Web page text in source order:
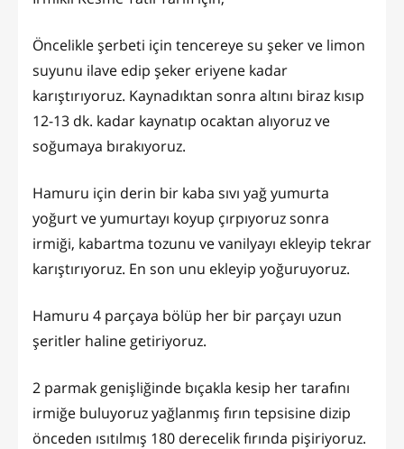
Öncelikle şerbeti için tencereye su şeker ve limon
suyunu ilave edip şeker eriyene kadar
karıştırıyoruz. Kaynadıktan sonra altını biraz kısıp
12-13 dk. kadar kaynatıp ocaktan alıyoruz ve
soğumaya bırakıyoruz.
Hamuru için derin bir kaba sıvı yağ yumurta
yoğurt ve yumurtayı koyup çırpıyoruz sonra
irmiği, kabartma tozunu ve vanilyayı ekleyip tekrar
karıştırıyoruz. En son unu ekleyip yoğuruyoruz.
Hamuru 4 parçaya bölüp her bir parçayı uzun
şeritler haline getiriyoruz.
2 parmak genişliğinde bıçakla kesip her tarafını
irmiğe buluyoruz yağlanmış fırın tepsisine dizip
önceden ısıtılmış 180 derecelik fırında pişiriyoruz.